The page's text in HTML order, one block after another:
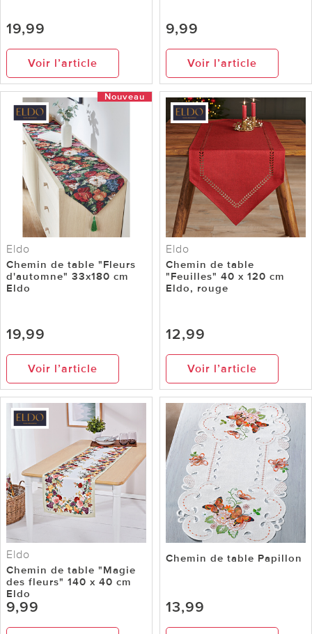
19,99
Voir l’article
9,99
Voir l’article
Nouveau
Eldo
Chemin de table "Fleurs
d'automne" 33x180 cm
Eldo
19,99
Voir l’article
Eldo
Chemin de table
"Feuilles" 40 x 120 cm
Eldo, rouge
12,99
Voir l’article
Eldo
Chemin de table "Magie
des fleurs" 140 x 40 cm
Eldo
9,99
Chemin de table Papillon
13,99